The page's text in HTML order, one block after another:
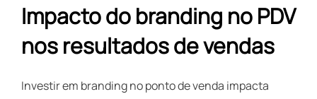
Impacto do branding no PDV
nos resultados de vendas
Investir em branding no ponto de venda impacta